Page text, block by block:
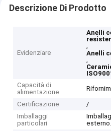
Descrizione Di Prodotto
Evidenziare
Anelli
,
Anelli
,
Capacità di
alimentazione
Certificazione
/
Imballaggi
particolari
esterno.